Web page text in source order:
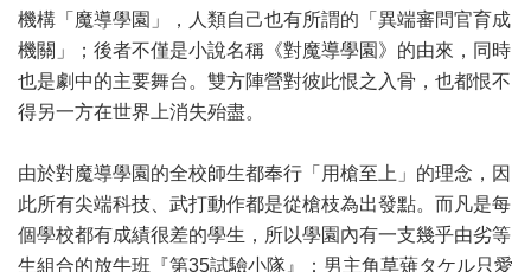
機構「魔導學園」，人類自己也有所謂的「異端審問官育成
機關」；後者不僅是小說名稱《對魔導學園》的由來，同時
也是劇中的主要舞台。雙方陣營對彼此恨之入骨，也都恨不
得另一方在世界上消失殆盡。
由於對魔導學園的全校師生都奉行「用槍至上」的理念，因
此所有尖端科技、武打動作都是從槍枝為出發點。而凡是每
個學校都有成績很差的學生，所以學園內有一支幾乎由劣等
生組合的放牛班『第35試驗小隊』：男主角草薙タケル只愛